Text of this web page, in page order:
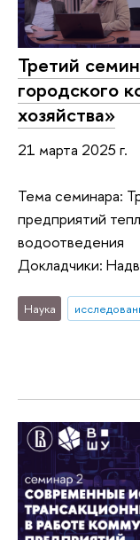
Третий
городского
хозяйства»
21 марта 2025 г.
Тема семинара:
предприятий
водоотведения
Докладчики:
Наука